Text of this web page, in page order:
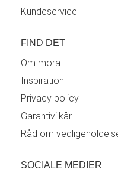
Kundeservice
FIND DET
Om mora
Inspiration
Privacy policy
Garantivilkår
Råd om
SOCIALE MEDIER